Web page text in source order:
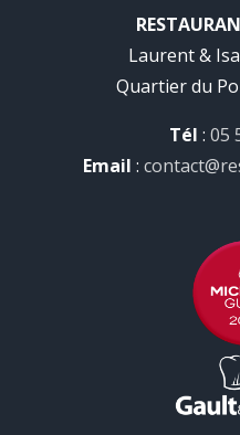
Laurent &
Quartier du
Tél : 05
Email :